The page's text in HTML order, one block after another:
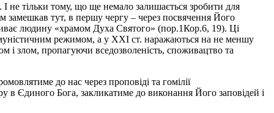
не тільки тому, що ще немало залишається зробити для
тут, в першу чергу – через посвячення Його
людину «храмом Духа Святого» (пор.1Кор.6, 19). Ці
режимом, а у ХХІ ст. наражаються на не меншу
і злом, пропагуючи вседозволеність, споживацтво та
до нас через проповіді та гомілії
в Єдиного Бога, закликатиме до виконання Його заповідей і